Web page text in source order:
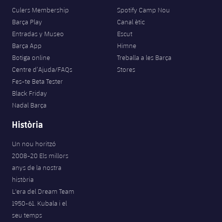
Accessibilitat
Acreditacions
Instal·lacions
SUB8 B
Fotos
Història
Palmarès
Fotos
Infantil A
Infantil B
Entrades
Resultats
Classificació
Jugadors
Palmarès
Història
Calendari
Resultats
Jugadors
Classificació
Actualitat
Juvenil
Cadet
Infantil
Aleví
Campus Verano
PLUSICON
MÉS
Primer equip
plusicon
més
Actualitat
Calendari
Entrades
Classificació
Barça Atlètic
plusicon
més
Actualitat
Calendari
Jugadors
Actualitat
Junior
Campus Estiu
PLUSICON
MÉS
plusicon
més
Culers Membership
Barça Play
Entradas y Museo
Barça App
Botiga online
Centre d’Ajuda/FAQs
Fes-te Beta Tester
Black Friday
Nadal Barça
Spotify Camp Nou
Canal ètic
Escut
Himne
Treballa a les Barça
Stores
Història
Un nou horitzó
2008-20 Els millors
anys de la nostra
història
L'era del Dream Team
1950-61. Kubala i el
seu temps